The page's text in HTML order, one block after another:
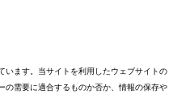
います。当サイトを利用したウェブサイトの
の需要に適合するものか否か、情報の保存や